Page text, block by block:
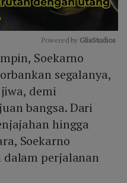
Mute
Powered by GliaStudios
Soekarno
segalanya,
demi
bangsa. Dari
hingga
Soekarno
perjalanan